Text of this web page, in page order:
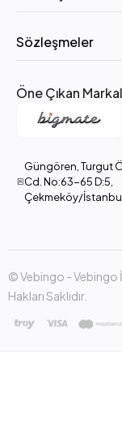
Sözleşmeler
Öne Çıkan
Güngören, Turgut
Cd. No:63-65 D:5,
Çekmeköy/
© Vebingo - Vebingo
Hakları Saklıdır.